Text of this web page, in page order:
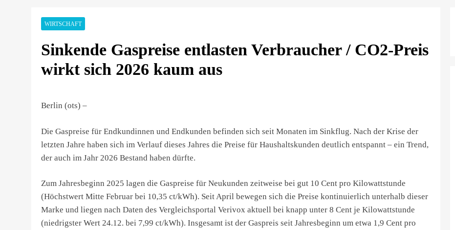
WIRTSCHAFT
Sinkende Gaspreise entlasten Verbraucher / CO2-Preis
wirkt sich 2026 kaum aus
Berlin (ots) –
Die Gaspreise für Endkundinnen und Endkunden befinden sich seit Monaten im Sinkflug. Nach der Krise der
letzten Jahre haben sich im Verlauf dieses Jahres die Preise für Haushaltskunden deutlich entspannt – ein Trend,
der auch im Jahr 2026 Bestand haben dürfte.
Zum Jahresbeginn 2025 lagen die Gaspreise für Neukunden zeitweise bei gut 10 Cent pro Kilowattstunde
(Höchstwert Mitte Februar bei 10,35 ct/kWh). Seit April bewegen sich die Preise kontinuierlich unterhalb dieser
Marke und liegen nach Daten des Vergleichsportal Verivox aktuell bei knapp unter 8 Cent je Kilowattstunde
(niedrigster Wert 24.12. bei 7,99 ct/kWh). Insgesamt ist der Gaspreis seit Jahresbeginn um etwa 1,9 Cent pro